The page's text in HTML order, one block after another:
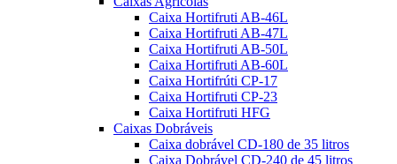
Caixa Hortifruti AB-46L
Caixa Hortifruti AB-47L
Caixa Hortifruti AB-50L
Caixa Hortifruti AB-60L
Caixa Hortifrúti CP-17
Caixa Hortifruti CP-23
Caixa Hortifruti HFG
Caixas Dobráveis
Caixa dobrável CD-180 de 35 litros
Caixa Dobrável CD-240 de 45 litros